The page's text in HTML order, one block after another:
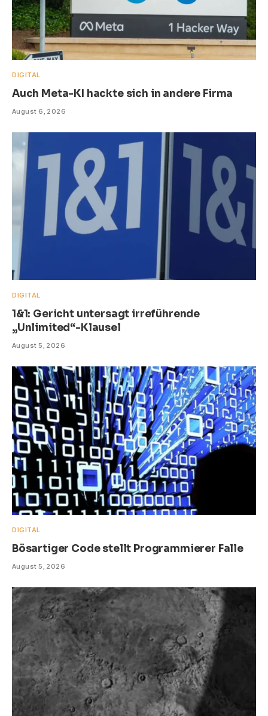
DIGITAL
Auch Meta-KI hackte sich in andere Firma
August 6, 2026
DIGITAL
1&1: Gericht untersagt irreführende
„Unlimited“-Klausel
August 5, 2026
DIGITAL
Bösartiger Code stellt Programmierer Falle
August 5, 2026